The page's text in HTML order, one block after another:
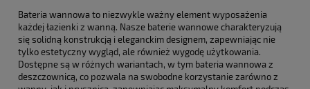
Bateria wannowa to niezwykle ważny element wyposażenia
każdej łazienki z wanną. Nasze baterie wannowe charakteryzują
się solidną konstrukcją i eleganckim designem, zapewniając nie
tylko estetyczny wygląd, ale również wygodę użytkowania.
Dostępne są w różnych wariantach, w tym bateria wannowa z
deszczownicą, co pozwala na swobodne korzystanie zarówno z